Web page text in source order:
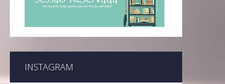
INSTAGRAM